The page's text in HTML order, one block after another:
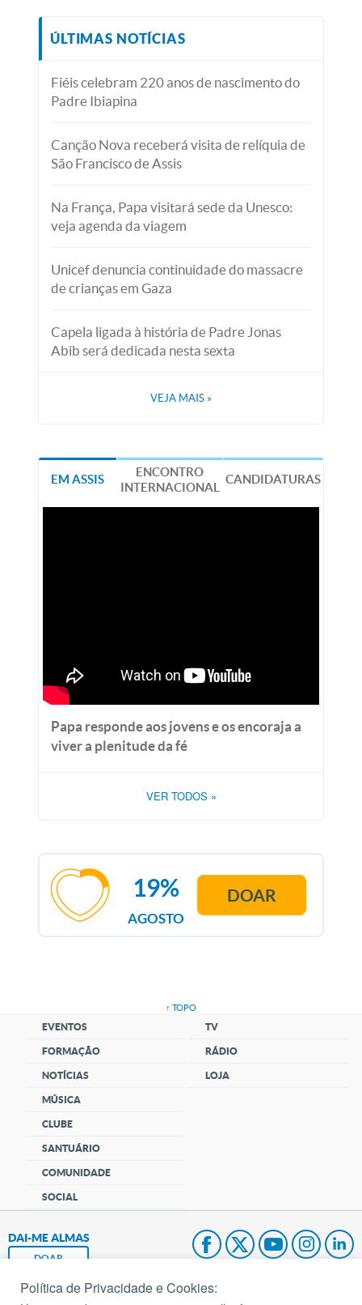
ÚLTIMAS NOTÍCIAS
Fiéis celebram 220 anos de nascimento do
Padre Ibiapina
Canção Nova receberá visita de relíquia de
São Francisco de Assis
Na França, Papa visitará sede da Unesco:
veja agenda da viagem
Unicef denuncia continuidade do massacre
de crianças em Gaza
Capela ligada à história de Padre Jonas
Abib será dedicada nesta sexta
VEJA MAIS »
EM ASSIS
ENCONTRO
INTERNACIONAL
CANDIDATURAS
Papa responde aos jovens e os encoraja a
viver a plenitude da fé
VER TODOS »
AGOSTO
19% DOAR
↑ TOPO
EVENTOS
FORMAÇÃO
NOTÍCIAS
MÚSICA
CLUBE
SANTUÁRIO
COMUNIDADE
SOCIAL
TV
RÁDIO
LOJA
DAI-ME ALMAS
DOAR
Fundação João Paulo II
Política de Privacidade e Cookies: